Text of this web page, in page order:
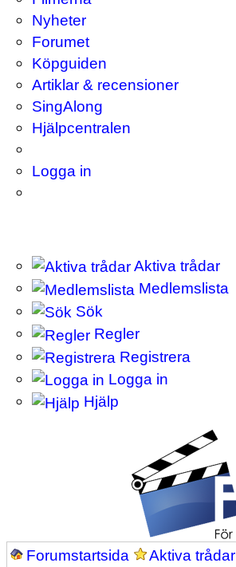
Nyheter
Forumet
Köpguiden
Artiklar & recensioner
SingAlong
Hjälpcentralen
Logga in
Aktiva trådar
Medlemslista
Sök
Regler
Registrera
Logga in
Hjälp
Forumstartsida Aktiva trådar